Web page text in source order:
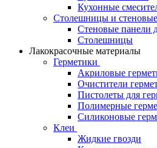
Кухонные
Столешницы и
Стеновые панели
Столешницы
Лакокрасочные материалы
Герметики
Акриловые
Очистители
Пистолеты для
Полимерные
Силиконовые
Клеи
Жидкие гвозди